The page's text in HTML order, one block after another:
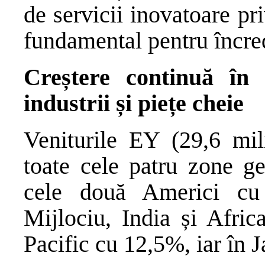
de servicii inovatoare
fundamental pentru
Creștere continuă în
industrii și piețe cheie
Veniturile EY (29,6
toate cele patru zone
cele două Americi
Mijlociu, India și
Pacific cu 12,5%, iar în